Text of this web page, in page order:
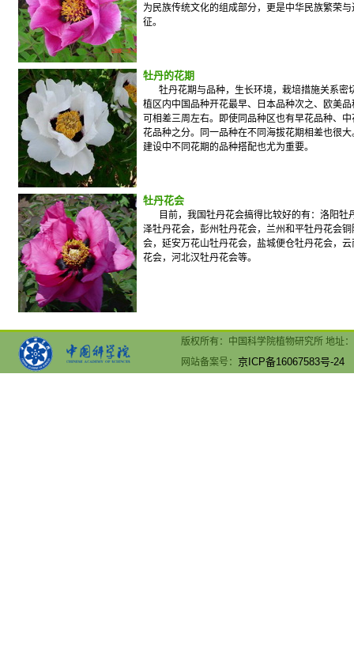
为民族传统文化的组成部分，更是中华民族繁荣
征。
牡丹的花期
牡丹花期与品种，生长环境，栽培措施关系密
植区内中国品种开花最早、日本品种次之、欧美
可相差三周左右。即使同品种区也有早花品种、
花品种之分。同一品种在不同海拔花期相差也很
建设中不同花期的品种搭配也尤为重要。
牡丹花会
目前，我国牡丹花会搞得比较好的有：洛阳牡
泽牡丹花会，彭州牡丹花会，兰州和平牡丹花会铜
会，延安万花山牡丹花会，盐城便仓牡丹花会，
花会，河北汉牡丹花会等。
版权所有：中国科学院植物研究所 地址
网站备案号： 京ICP备16067583号-24